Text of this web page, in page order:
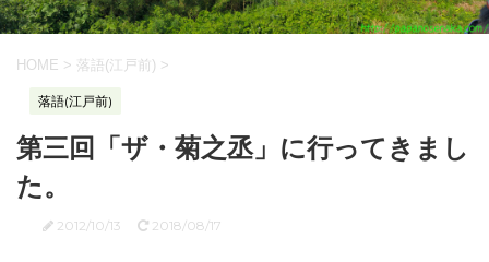
HOME > 落語(江戸前) >
落語(江戸前)
第三回「ザ・菊之丞」に行ってきまし
た。
2012/10/13 2018/08/17